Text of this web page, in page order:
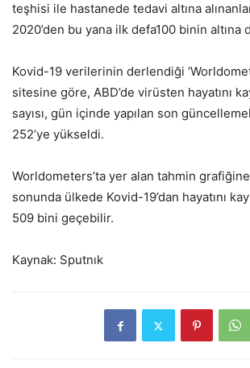
teşhisi ile hastanede tedavi altına
2020’den bu yana ilk defa100 binin altına
Kovid-19 verilerinin derlendiği
sitesine göre, ABD’de virüsten hayatını
sayısı, gün içinde yapılan son
252’ye yükseldi.
Worldometers’ta yer alan tahmin
sonunda ülkede Kovid-19’dan hayatını
509 bini geçebilir.
Kaynak: Sputnık